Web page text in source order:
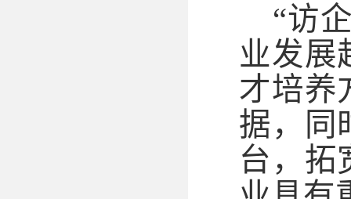
“访
业发展
才培养
据，同
台，拓